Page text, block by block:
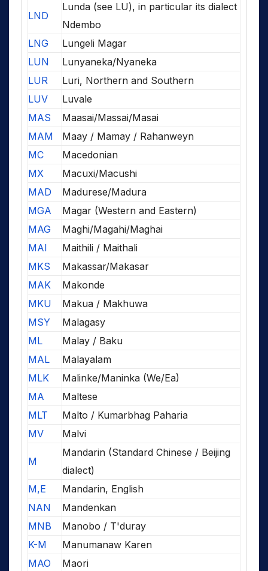
LND
Lunda (see LU), in particular its dialect
Ndembo
LNG
Lungeli Magar
LUN
Lunyaneka/Nyaneka
LUR
Luri, Northern and Southern
LUV
Luvale
MAS
Maasai/Massai/Masai
MAM
Maay / Mamay / Rahanweyn
MC
Macedonian
MX
Macuxi/Macushi
MAD
Madurese/Madura
MGA
Magar (Western and Eastern)
MAG
Maghi/Magahi/Maghai
MAI
Maithili / Maithali
MKS
Makassar/Makasar
MAK
Makonde
MKU
Makua / Makhuwa
MSY
Malagasy
ML
Malay / Baku
MAL
Malayalam
MLK
Malinke/Maninka (We/Ea)
MA
Maltese
MLT
Malto / Kumarbhag Paharia
MV
Malvi
M
Mandarin (Standard Chinese / Beijing
dialect)
M,E
Mandarin, English
NAN
Mandenkan
MNB
Manobo / T'duray
K-M
Manumanaw Karen
MAO
Maori